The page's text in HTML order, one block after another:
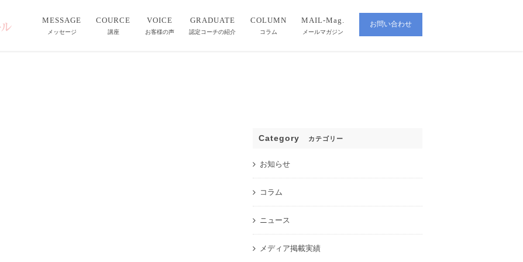
MESSAGE
メッセージ
COURCE
講座
VOICE
お客様の声
GRADUATE
認定コーチの紹介
COLUMN
コラム
MAIL-Mag.
メールマガジン
CONTACT
お問い合わせ
Category カテゴリー
お知らせ
コラム
ニュース
メディア掲載実績